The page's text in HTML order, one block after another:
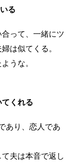
る
って、一緒にツ
は似てくる。
うな。
くれる
あり、恋人であ
夫は本音で返し